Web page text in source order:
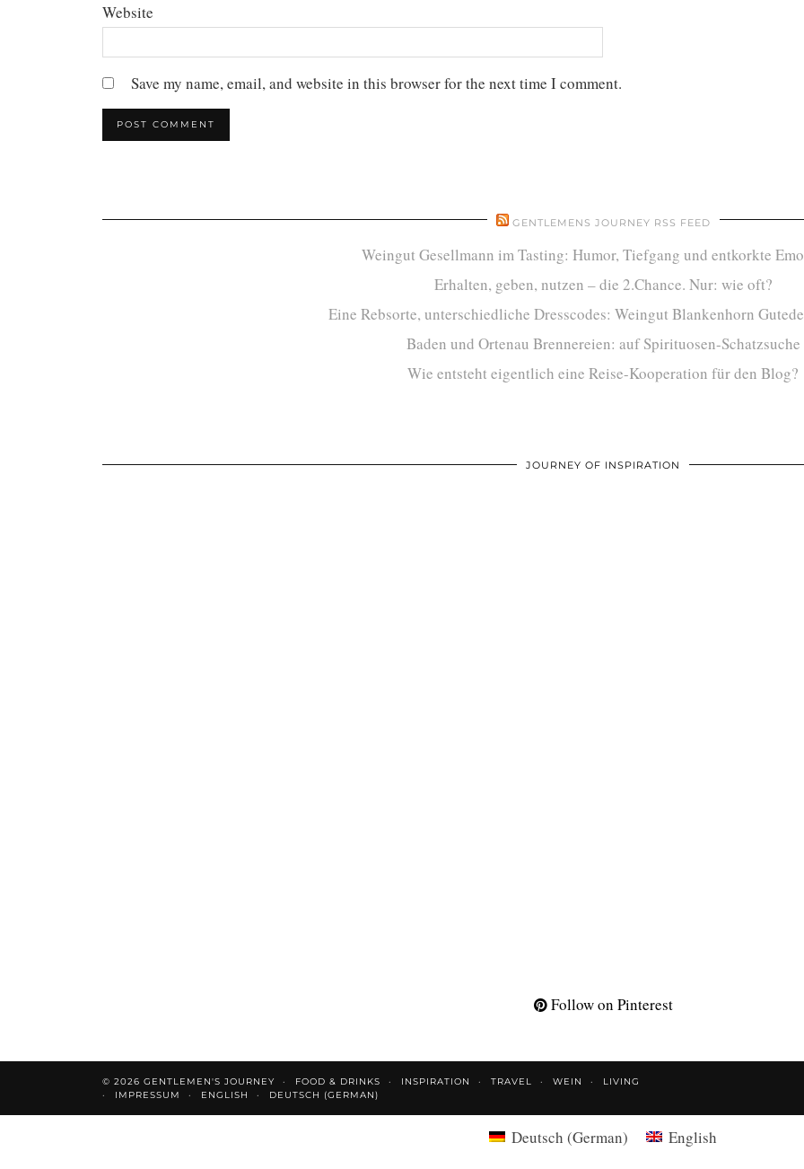
Website
Save my name, email, and website in this browser for the next time I comment.
GENTLEMENS JOURNEY RSS FEED
Weingut Gesellmann im Tasting: Humor, Tiefgang und entkorkte
Erhalten, geben, nutzen – die 2.Chance. Nur: wie oft?
Eine Rebsorte, unterschiedliche Dresscodes: Weingut Blankenhorn
Baden und Ortenau Brennereien: auf Spirituosen-Schatzsuche
Wie entsteht eigentlich eine Reise-Kooperation für den Blog?
JOURNEY OF INSPIRATION
Follow on Pinterest
© 2026 GENTLEMEN'S JOURNEY FOOD & DRINKS INSPIRATION TRAVEL WEIN
LIVING
IMPRESSUM
ENGLISH DEUTSCH (GERMAN)
Deutsch (German) English